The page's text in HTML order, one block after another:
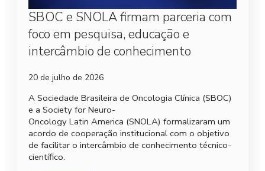
SBOC e SNOLA firmam parceria com
foco em pesquisa, educação e
intercâmbio de conhecimento
20 de julho de 2026
A Sociedade Brasileira de Oncologia Clínica (SBOC)
e a Society for Neuro-
Oncology Latin America (SNOLA) formalizaram um
acordo de cooperação institucional com o objetivo
de facilitar o intercâmbio de conhecimento técnico-
científico.